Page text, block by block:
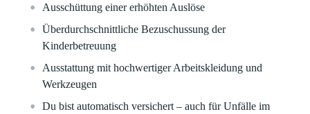
Ausschüttung einer erhöhten Auslöse
Überdurchschnittliche Bezuschussung der
Kinderbetreuung​
Ausstattung mit hochwertiger Arbeitskleidung und
Werkzeugen​
Du bist automatisch versichert – auch für Unfälle im